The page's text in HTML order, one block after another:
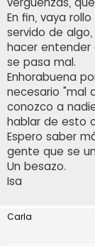
En fin, vaya
servido de
hacer
se pasa mal.
Enhorabuena
necesario "mal
conozco a
hablar de esto
Espero saber
gente que se
Un besazo.
Isa
Carla